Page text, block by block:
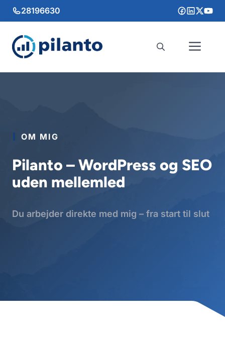
Hop
til
indhold
28196630
OM MIG
Pilanto – WordPress og SEO
uden mellemled
Du arbejder direkte med mig – fra start til slut